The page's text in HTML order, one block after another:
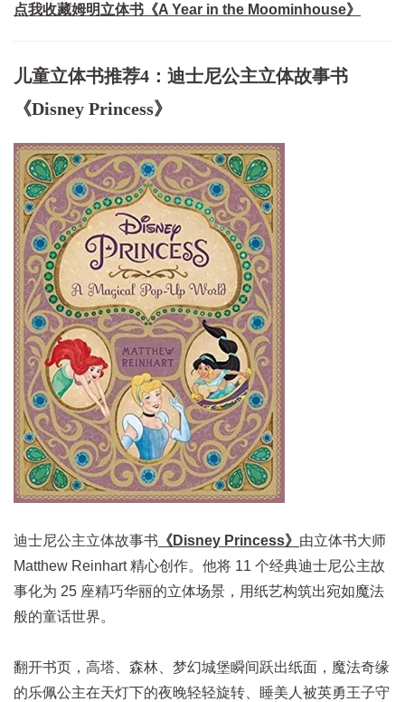
点我收藏姆明立体书《A Year in the Moominhouse》
儿童立体书推荐4：迪士尼公主立体故事书
《Disney Princess》
迪士尼公主立体故事书 《Disney Princess》 由立体书大师
Matthew Reinhart 精心创作。他将 11 个经典迪士尼公主故
事化为 25 座精巧华丽的立体场景，用纸艺构筑出宛如魔法
般的童话世界。
翻开书页，高塔、森林、梦幻城堡瞬间跃出纸面，魔法奇缘
的乐佩公主在天灯下的夜晚轻轻旋转、睡美人被英勇王子守